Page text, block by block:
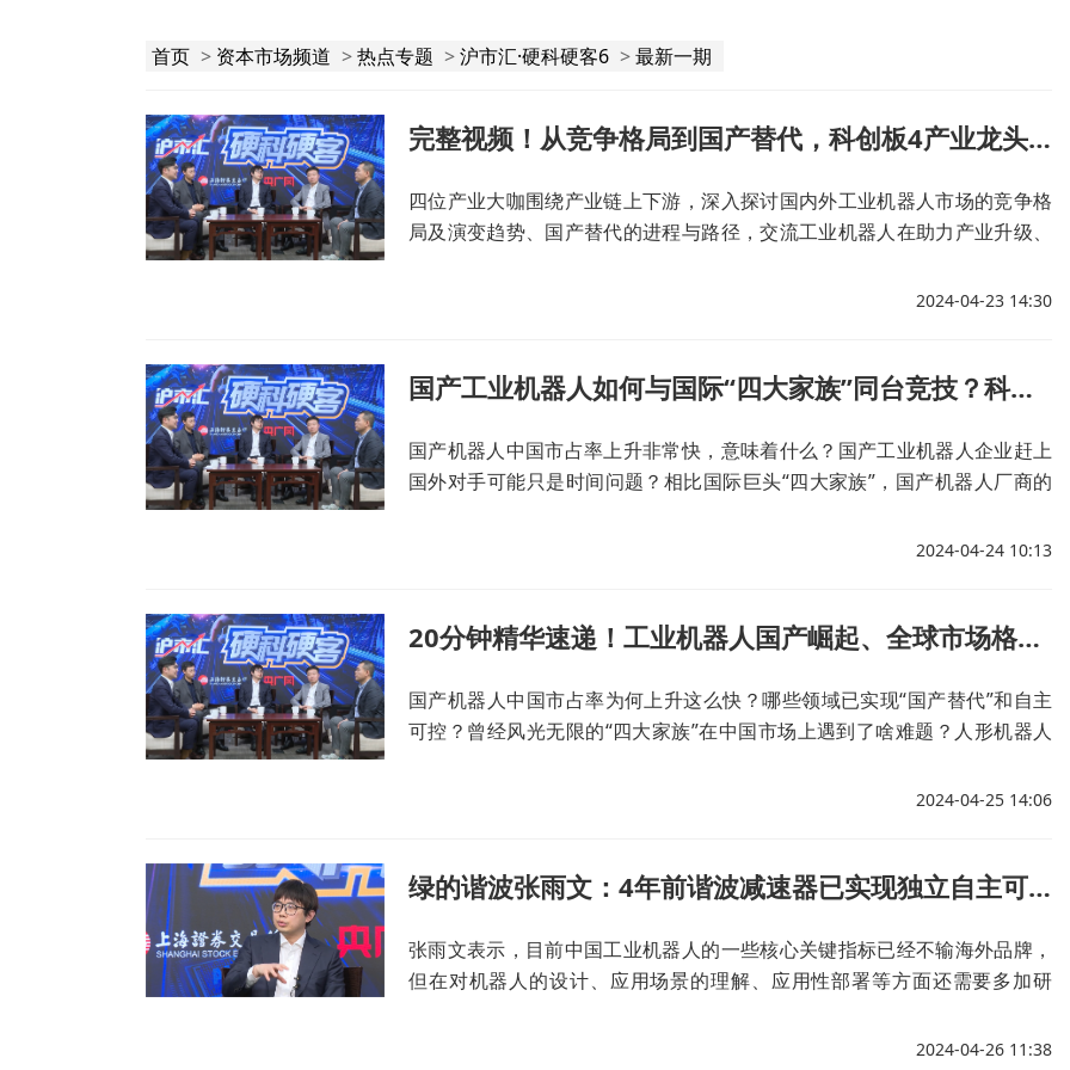
首页 > 资本市场频道 >热点专题 >沪市汇·硬科硬客6 >最新一期
完整视频！从竞争格局到国产替代，科创板4产业龙头热议工业机器人新演进
四位产业大咖围绕产业链上下游，深入探讨国内外工业机器人市场的竞争格
局及演变趋势、国产替代的进程与路径，交流工业机器人在助力产业升级、
2024-04-23 14:30
国产工业机器人如何与国际“四大家族”同台竞技？科创板龙头洞察行业演进新风向
国产机器人中国市占率上升非常快，意味着什么？国产工业机器人企业赶上
国外对手可能只是时间问题？相比国际巨头“四大家族”，国产机器人厂商的
2024-04-24 10:13
20分钟精华速递！工业机器人国产崛起、全球市场格局与“四大家族”在中国市场前景……
国产机器人中国市占率为何上升这么快？哪些领域已实现“国产替代”和自主
可控？曾经风光无限的“四大家族”在中国市场上遇到了啥难题？人形机器人
2024-04-25 14:06
绿的谐波张雨文：4年前谐波减速器已实现独立自主可控，相信中国会有自己的“四大家族”
张雨文表示，目前中国工业机器人的一些核心关键指标已经不输海外品牌，
但在对机器人的设计、应用场景的理解、应用性部署等方面还需要多加研
2024-04-26 11:38